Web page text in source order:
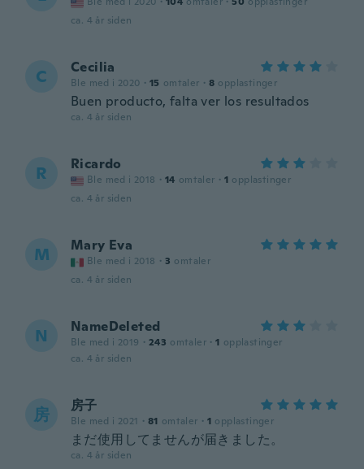
ca. 4 år siden
C Cecilia
Ble med i 2020 · 15 omtaler · 8 opplastinger
Buen producto, falta ver los resultados
ca. 4 år siden
R Ricardo
Ble med i 2018 · 14 omtaler · 1 opplastinger
ca. 4 år siden
M Mary Eva
Ble med i 2018 · 3 omtaler
ca. 4 år siden
N NameDeleted
Ble med i 2019 · 243 omtaler · 1 opplastinger
ca. 4 år siden
房 房子
Ble med i 2021 · 81 omtaler · 1 opplastinger
まだ使用してませんが届きました。
ca. 4 år siden